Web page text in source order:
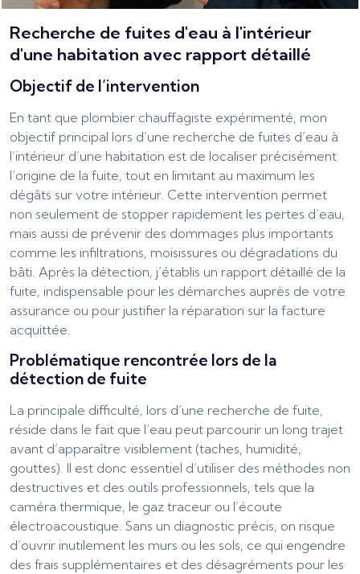
Recherche de fuites d'eau à l'intérieur
d'une habitation avec rapport détaillé
Objectif de l’intervention
En tant que plombier chauffagiste expérimenté, mon
objectif principal lors d’une recherche de fuites d’eau à
l’intérieur d’une habitation est de localiser précisément
l’origine de la fuite, tout en limitant au maximum les
dégâts sur votre intérieur. Cette intervention permet
non seulement de stopper rapidement les pertes d’eau,
mais aussi de prévenir des dommages plus importants
comme les infiltrations, moisissures ou dégradations du
bâti. Après la détection, j’établis un rapport détaillé de la
fuite, indispensable pour les démarches auprès de votre
assurance ou pour justifier la réparation sur la facture
acquittée.
Problématique rencontrée lors de la
détection de fuite
La principale difficulté, lors d’une recherche de fuite,
réside dans le fait que l’eau peut parcourir un long trajet
avant d’apparaître visiblement (taches, humidité,
gouttes). Il est donc essentiel d’utiliser des méthodes non
destructives et des outils professionnels, tels que la
caméra thermique, le gaz traceur ou l’écoute
électroacoustique. Sans un diagnostic précis, on risque
d’ouvrir inutilement les murs ou les sols, ce qui engendre
des frais supplémentaires et des désagréments pour les